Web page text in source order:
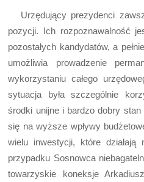
Urzędujący prezydenci
pozycji. Ich rozpoznawalność
pozostałych kandydatów, a
umożliwia prowadzenie
wykorzystaniu całego
sytuacja była szczególnie
środki unijne i bardzo dobry stan
się na wyższe wpływy
wielu inwestycji, które działają
przypadku Sosnowca
towarzyskie koneksje